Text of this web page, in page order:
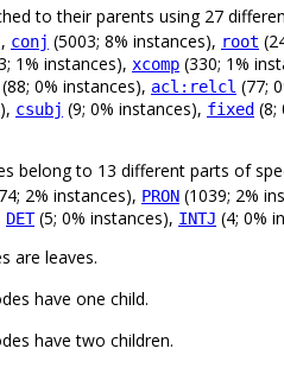
to their parents using 27
conj (5003; 8% instances), root
1% instances), xcomp (330; 1%
(88; 0% instances), acl:relcl (77;
csubj (9; 0% instances), fixed (8;
belong to 13 different parts of
2% instances), PRON (1039; 2%
DET(5; 0% instances), INTJ (4; 0%
are leaves.
have one child.
have two children.